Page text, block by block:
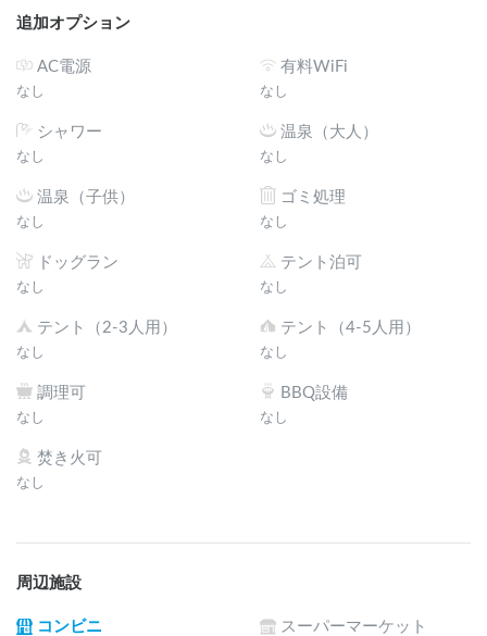
追加オプション
AC電源
なし
有料WiFi
なし
シャワー
なし
温泉（大人）
なし
温泉（子供）
なし
ゴミ処理
なし
ドッグラン
なし
テント泊可
なし
テント（2-3人用）
なし
テント（4-5人用）
なし
調理可
なし
BBQ設備
なし
焚き火可
なし
周辺施設
コンビニ スーパーマーケット